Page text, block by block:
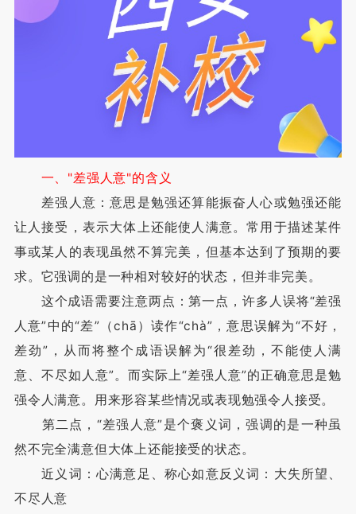
一、"差强人意"的含义
差强人意：意思是勉强还算能振奋人心或勉强还能
让人接受，表示大体上还能使人满意。常用于描述某件
事或某人的表现虽然不算完美，但基本达到了预期的要
求。它强调的是一种相对较好的状态，但并非完美。
这个成语需要注意两点：第一点，许多人误将“差强
人意”中的“差”（chā）读作“chà”，意思误解为“不好，
差劲”，从而将整个成语误解为“很差劲，不能使人满
意、不尽如人意”。而实际上“差强人意”的正确意思是勉
强令人满意。用来形容某些情况或表现勉强令人接受。
第二点，“差强人意”是个褒义词，强调的是一种虽
然不完全满意但大体上还能接受的状态。
近义词：心满意足、称心如意反义词：大失所望、
不尽人意